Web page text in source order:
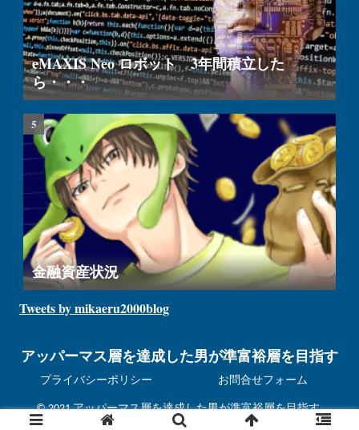
eMAXIS Neo ロボット 3年間積立した
ら・・・
金融資産状況
Tweets by mikaeru2000blog
アッパーマス層を達成した男が準富裕層を目指す
プライバシーポリシー お問合せフォーム
© 2021 アッパーマス層を達成した男が準富裕層を目指す.